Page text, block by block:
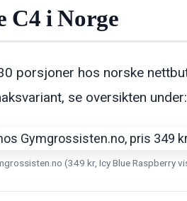
C4 i Norge
porsjoner hos norske
se oversikten under:
(349 kr, Icy Blue Raspberry